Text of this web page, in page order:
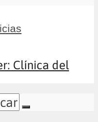
Clínica del